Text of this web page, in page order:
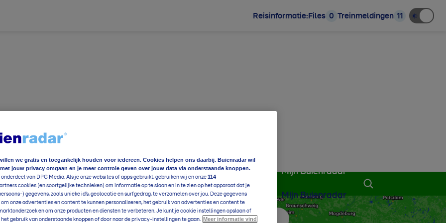
Reisinformatie:Files 0 Treinmeldingen 11
Foto en video
Foto en video
Weerzine
Weerzine
Mijn Buienradar
Mijn Buienradar
16°C Voeg toe aan favorieten
we gratis en toegankelijk houden voor iedereen. Cookies helpen ons daarbij. Buienradar wil
jouw privacy omgaan en je meer controle geven over jouw data via onderstaande knoppen.
onderdeel van DPG Media. Als je onze websites of apps gebruikt, gebruiken wij en onze114
cookies (en soortgelijke technieken) om informatie op te slaan en in te zien op het apparaat dat je
) gegevens, zoals unieke id’s, geolocatie en surfgedrag, te verzamelen over jou. Deze gegevens
onze advertenties en content te kunnen personaliseren, het gebruik van advertenties en content te
en om onze producten en diensten te verbeteren. Je kunt je cookie instellingen opslaan of
gebruik van onderstaande knoppen of door naar de privacy-instellingen te gaan.
Meer informatie vind